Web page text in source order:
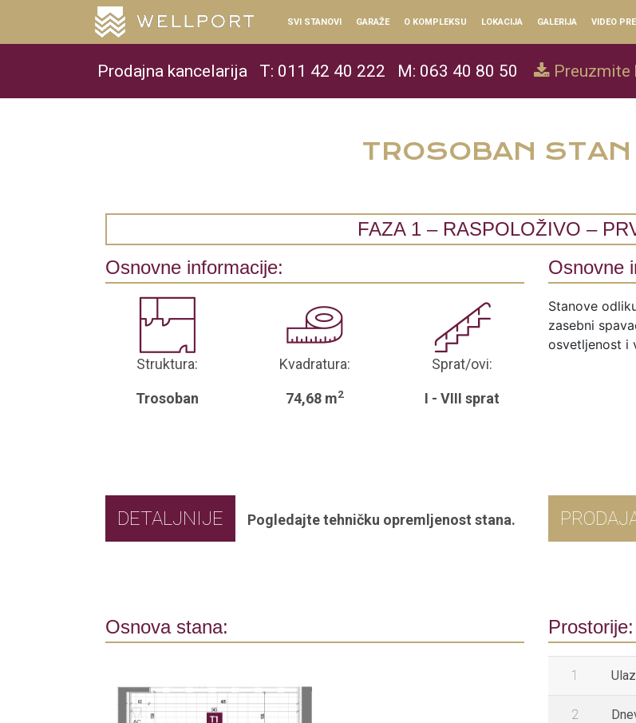
SVI STANOVI GARAŽE O KOMPLEKSU LOKACIJA GALERIJA VIDEO
Prodajna kancelarija T: 011 42 40 222 M: 063 40 80 50 Preuzmite
TROSOBAN STAN
FAZA 1 – RASPOLOŽIVO –
Osnovne informacije:
Struktura:
Trosoban
Kvadratura:
74,68 m2
Sprat/ovi:
I - VIII sprat
DETALJNIJE Pogledajte tehničku opremljenost stana.
Osnovne
Stanove
zasebni
osvetljenost i
Osnova stana: Prostorije:
1 Ulaz
2